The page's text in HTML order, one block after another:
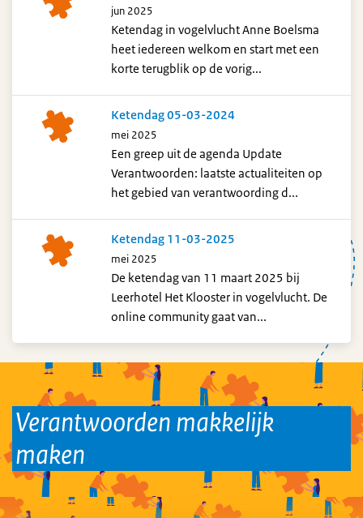
jun 2025
Ketendag in vogelvlucht Anne Boelsma
heet iedereen welkom en start met een
korte terugblik op de vorig...
Ketendag 05-03-2024
mei 2025
Een greep uit de agenda Update
Verantwoorden: laatste actualiteiten op
het gebied van verantwoording d...
Ketendag 11-03-2025
mei 2025
De ketendag van 11 maart 2025 bij
Leerhotel Het Klooster in vogelvlucht. De
online community gaat van...
Verantwoorden makkelijk
maken